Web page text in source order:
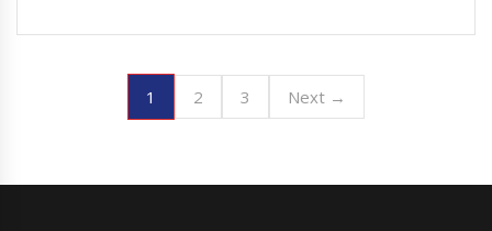
1 2 3 Next →